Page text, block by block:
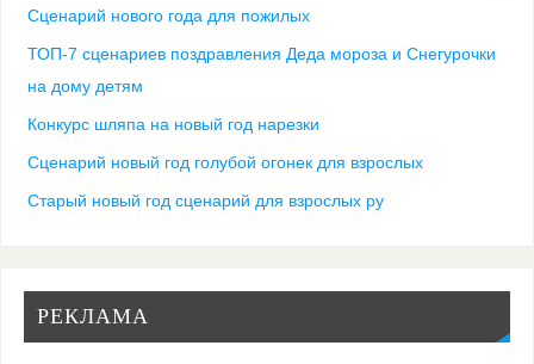
Сценарий нового года для пожилых
ТОП-7 сценариев поздравления Деда мороза и Снегурочки
на дому детям
Конкурс шляпа на новый год нарезки
Сценарий новый год голубой огонек для взрослых
Старый новый год сценарий для взрослых ру
РЕКЛАМА